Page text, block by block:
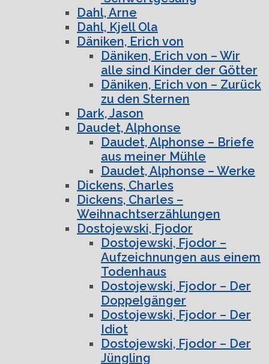
Dahl, Arne
Dahl, Kjell Ola
Däniken, Erich von
Däniken, Erich von – Wir
alle sind Kinder der Götter
Däniken, Erich von – Zurück
zu den Sternen
Dark, Jason
Daudet, Alphonse
Daudet, Alphonse – Briefe
aus meiner Mühle
Daudet, Alphonse – Werke
Dickens, Charles
Dickens, Charles –
Weihnachtserzählungen
Dostojewski, Fjodor
Dostojewski, Fjodor –
Aufzeichnungen aus einem
Todenhaus
Dostojewski, Fjodor – Der
Doppelgänger
Dostojewski, Fjodor – Der
Idiot
Dostojewski, Fjodor – Der
Jüngling